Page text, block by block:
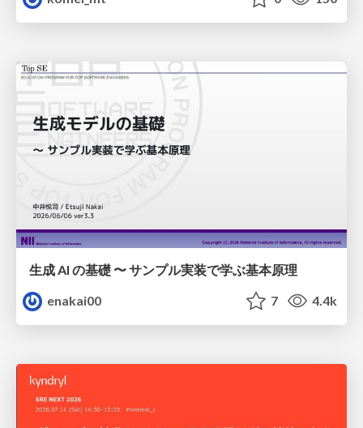
生成 AI の基礎 〜 サンプル実装で学ぶ基本原理
enakai00
7 4.4k